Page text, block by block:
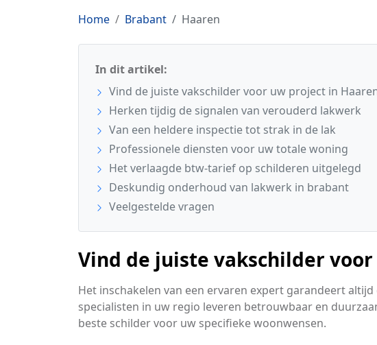
Home Brabant Haaren
In dit artikel:
Vind de juiste vakschilder voor uw project in
Herken tijdig de signalen van verouderd lakwerk
Van een heldere inspectie tot strak in de lak
Professionele diensten voor uw totale woning
Het verlaagde btw-tarief op schilderen uitgelegd
Deskundig onderhoud van lakwerk in brabant
Veelgestelde vragen
Vind de juiste vakschilder
Het inschakelen van een ervaren expert garandeert
specialisten in uw regio leveren betrouwbaar en
beste schilder voor uw specifieke woonwensen.